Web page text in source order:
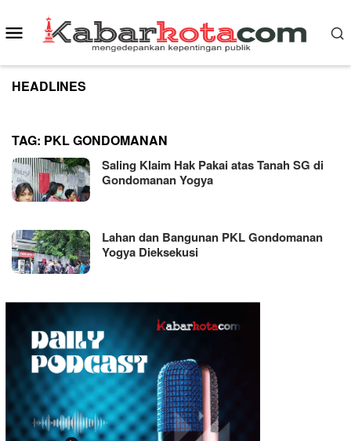
to
content
Mobile
Menu
HEADLINES
TAG: PKL GONDOMANAN
Saling Klaim Hak Pakai atas Tanah SG di
Gondomanan Yogya
Lahan dan Bangunan PKL Gondomanan
Yogya Dieksekusi